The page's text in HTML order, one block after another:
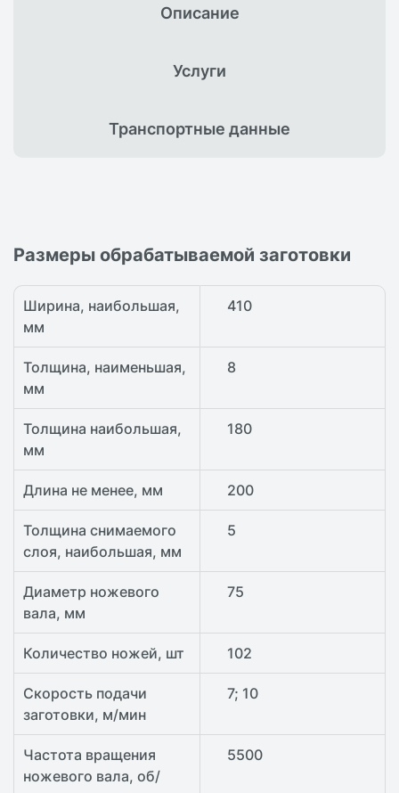
Описание
Услуги
Транспортныеданные
Размеры обрабатываемой заготовки
Ширина, наибольшая,
мм
410
Толщина, наименьшая,
мм
8
Толщина наибольшая,
мм
180
Длина не менее, мм 200
Толщина снимаемого
слоя, наибольшая, мм
5
Диаметр ножевого
вала, мм
75
Количество ножей, шт 102
Скорость подачи
заготовки, м/мин
7; 10
Частота вращения
ножевого вала, об/
5500